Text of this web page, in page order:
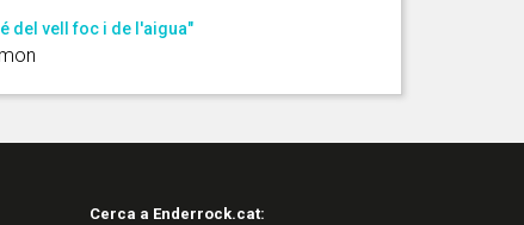
del vell foc i de l'aigua"
Cerca a Enderrock.cat: